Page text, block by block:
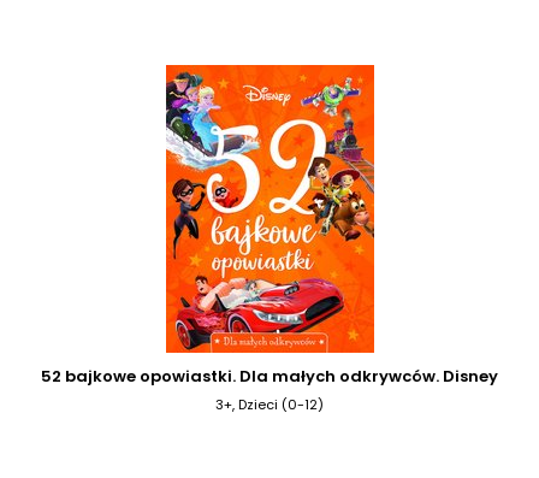
52 bajkowe opowiastki. Dla małych odkrywców. Disney
3+, Dzieci (0-12)